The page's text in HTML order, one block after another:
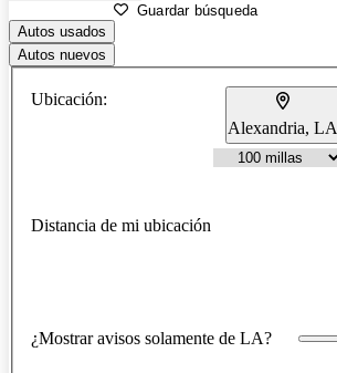
Guardar búsqueda
Autos usados
Autos nuevos
Ubicación:
Alexandria, LA
Distancia de mi ubicación
¿Mostrar avisos solamente de LA?